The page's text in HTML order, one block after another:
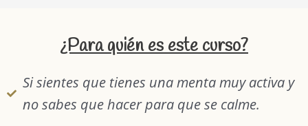
¿Para quién es este curso?
Si sientes que tienes una menta muy activa y
no sabes que hacer para que se calme.